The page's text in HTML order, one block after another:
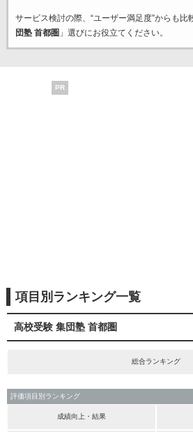
サービス検討の際、“ユーザー満足度”からも比
団塾 首都圏 」選びにお役立てください。
PR
項目別ランキング一覧
高校受験 集団塾 首都圏
総合ランキング
評価項目別ランキング
成績向上・結果